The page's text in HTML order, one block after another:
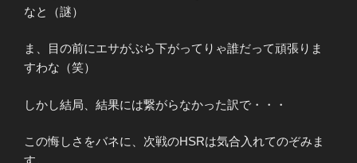
なと（謎）
ま、目の前にエサがぶら下がってりゃ誰だって頑張りま
すわな（笑）
しかし結局、結果には繋がらなかった訳で・・・
この悔しさをバネに、次戦のHSRは気合入れてのぞみま